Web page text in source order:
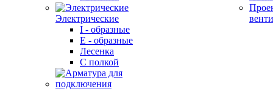
Электрические
I - образные
E - образные
Лесенка
С полкой